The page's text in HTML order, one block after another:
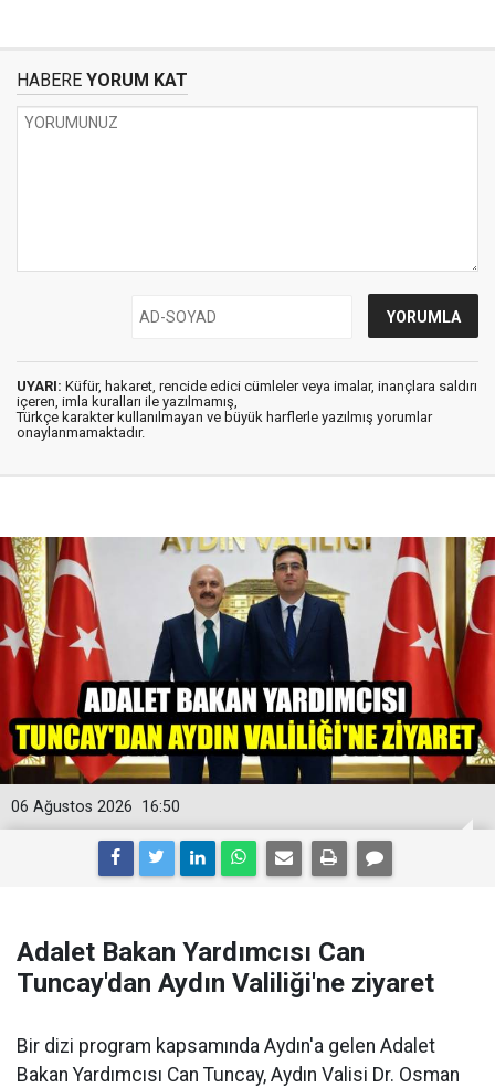
HABERE YORUM KAT
UYARI: Küfür, hakaret, rencide edici cümleler veya imalar, inançlara saldırı
içeren, imla kuralları ile yazılmamış,
Türkçe karakter kullanılmayan ve büyük harflerle yazılmış yorumlar
onaylanmamaktadır.
16:50
06 Ağustos 2026
Adalet Bakan Yardımcısı Can
Tuncay'dan Aydın Valiliği'ne ziyaret
Bir dizi program kapsamında Aydın'a gelen Adalet
Bakan Yardımcısı Can Tuncay, Aydın Valisi Dr. Osman